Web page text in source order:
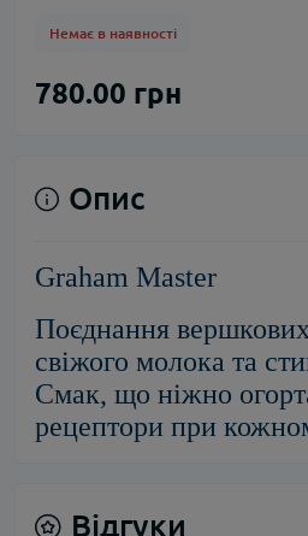
Немає в наявності
780.00 грн
Опис
Graham Master
Поєднання вершкових
свіжого молока та
Смак, що ніжно
рецептори при
Відгуки